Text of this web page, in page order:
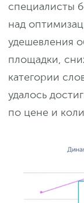
специалисты
над
удешевления
площадки,
категории
удалось
по цене и